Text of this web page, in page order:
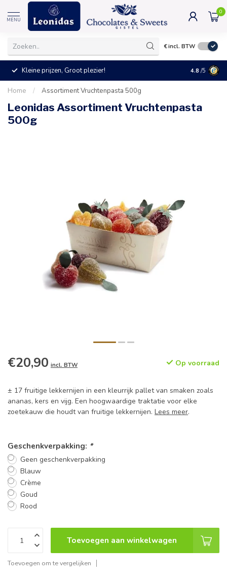
MENU
0
€incl. BTW
Kleine prijzen, Groot plezier! 4.8 /5
Home / Assortiment Vruchtenpasta 500g
Leonidas Assortiment Vruchtenpasta
500g
€20,90 incl. BTW Op voorraad
± 17 fruitige lekkernijen in een kleurrijk pallet van smaken zoals
ananas, kers en vijg. Een hoogwaardige traktatie voor elke
zoetekauw die houdt van fruitige lekkernijen. Lees meer.
Geschenkverpakking: *
Geen geschenkverpakking
Blauw
Crème
Goud
Rood
Toevoegen aan winkelwagen
Toevoegen om te vergelijken